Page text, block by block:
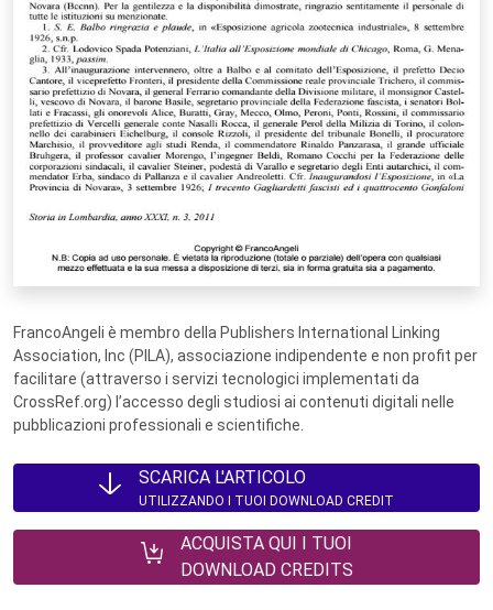
FrancoAngeli è membro della Publishers International Linking
Association, Inc (PILA), associazione indipendente e non profit per
facilitare (attraverso i servizi tecnologici implementati da
CrossRef.org) l’accesso degli studiosi ai contenuti digitali nelle
pubblicazioni professionali e scientifiche.
SCARICA L'ARTICOLO
UTILIZZANDO I TUOI DOWNLOAD CREDIT
ACQUISTA QUI I TUOI
DOWNLOAD CREDITS